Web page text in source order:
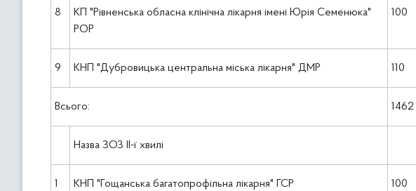
8
КП "Рівненська обласна клінічна лікарня імені Юрія Семенюка"
РОР
100
9 КНП "Дубровицька центральна міська лікарня" ДМР 110
Всього: 1462
Назва ЗОЗ ІІ-ї хвилі
1 КНП "Гощанська багатопрофільна лікарня" ГСР 100